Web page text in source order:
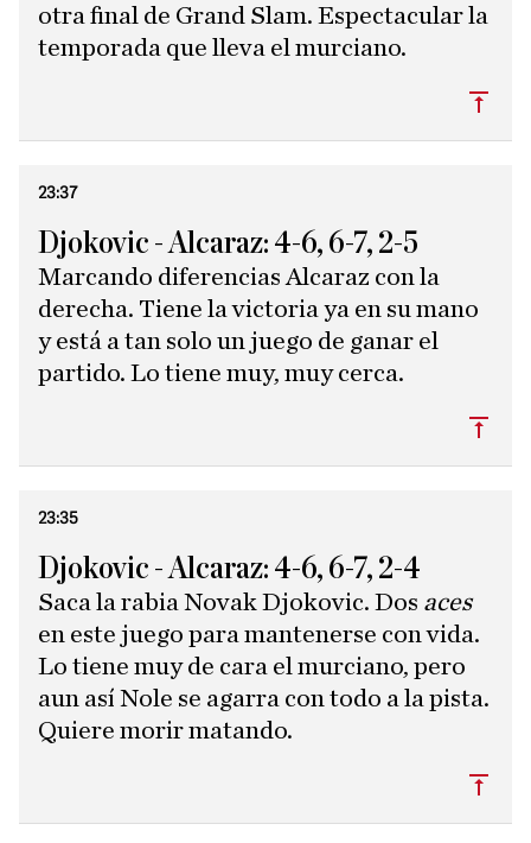
otra final de Grand Slam. Espectacular la
temporada que lleva el murciano.
23:37
Djokovic - Alcaraz: 4-6, 6-7, 2-5
Marcando diferencias Alcaraz con la
derecha. Tiene la victoria ya en su mano
y está a tan solo un juego de ganar el
partido. Lo tiene muy, muy cerca.
23:35
Djokovic - Alcaraz: 4-6, 6-7, 2-4
Saca la rabia Novak Djokovic. Dos aces
en este juego para mantenerse con vida.
Lo tiene muy de cara el murciano, pero
aun así Nole se agarra con todo a la pista.
Quiere morir matando.